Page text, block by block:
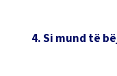
4. Si mund të